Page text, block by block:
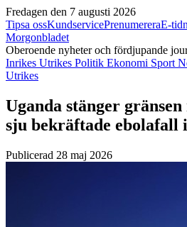
Fredagen den 7 augusti 2026
Tipsa ossKundservicePrenumereraE-
Morgonbladet
Oberoende nyheter och fördjupande
Inrikes Utrikes Politik Ekonomi Sport
Utrikes
Uganda stänger
sju bekräftade ebolafall
Publicerad 28 maj 2026